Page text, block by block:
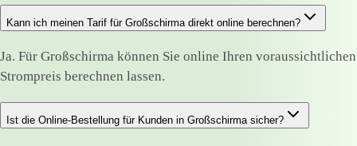
Kann ich meinen Tarif für Großschirma direkt online berechnen?
Ja. Für Großschirma können Sie online Ihren voraussichtlichen
Strompreis berechnen lassen.
Ist die Online-Bestellung für Kunden in Großschirma sicher?